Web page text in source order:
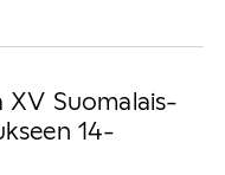
Suomalais-
14-